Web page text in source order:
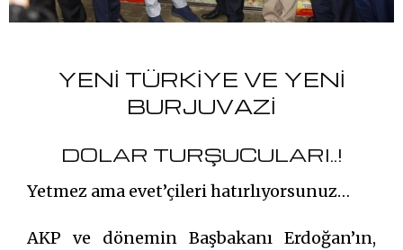
YENİ TÜRKİYE VE YENİ
BURJUVAZİ
DOLAR TURŞUCULARI..!
Yetmez ama evet’çileri hatırlıyorsunuz…
AKP ve dönemin Başbakanı Erdoğan’ın,